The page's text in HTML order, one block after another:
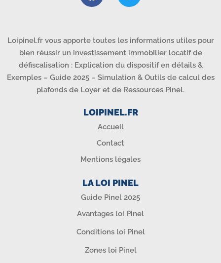
Loipinel.fr vous apporte toutes les informations utiles pour
bien réussir un investissement immobilier locatif de
défiscalisation : Explication du dispositif en détails &
Exemples – Guide 2025 – Simulation & Outils de calcul des
plafonds de Loyer et de Ressources Pinel.
LOIPINEL.FR
Accueil
Contact
Mentions légales
LA LOI PINEL
Guide Pinel 2025
Avantages loi Pinel
Conditions loi Pinel
Zones loi Pinel